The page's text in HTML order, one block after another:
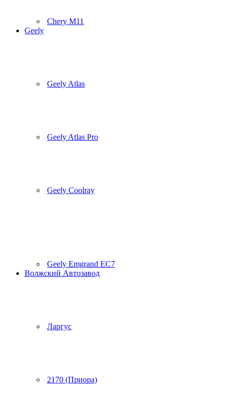
Chery M11
Geely
Geely Atlas
Geely Atlas Pro
Geely Coolray
Geely Emgrand EC7
Волжский Автозавод
Ларгус
2170 (Приора)